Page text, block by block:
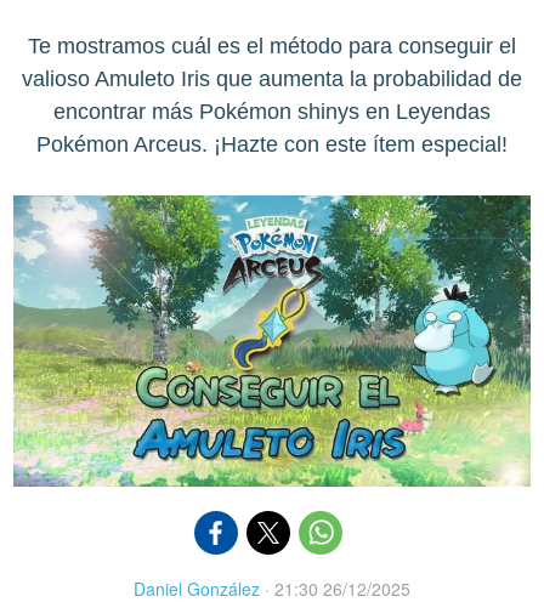
Te mostramos cuál es el método para conseguir el
valioso Amuleto Iris que aumenta la probabilidad de
encontrar más Pokémon shinys en Leyendas
Pokémon Arceus. ¡Hazte con este ítem especial!
Daniel González · 21:30 26/12/2025